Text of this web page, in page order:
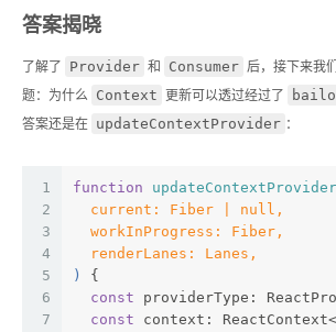
答案揭晓
了解了 Provider 和 Consumer 后，接下来我
题：为什么 Context 更新可以透过经过了
答案还是在 updateContextProvider ：
1
2
3
4
5
6
7
function updateContextProvider
  current: Fiber | null,
  workInProgress: Fiber,
  renderLanes: Lanes,
) {
const providerType:
const context: